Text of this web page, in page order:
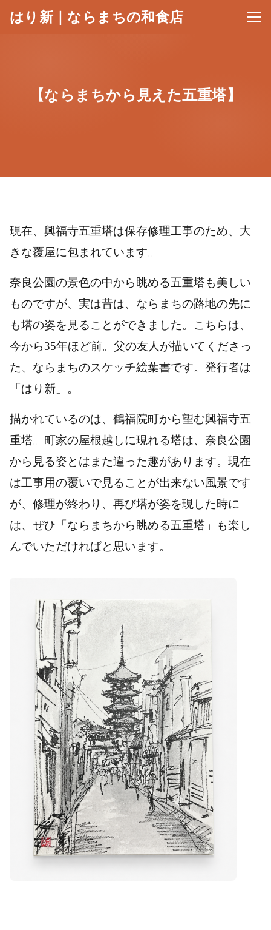
はり新｜ならまちの和食店 メニ
【ならまちから見えた五重塔】
現在、興福寺五重塔は保存修理工事のため、大
きな覆屋に包まれています。
奈良公園の景色の中から眺める五重塔も美しい
ものですが、実は昔は、ならまちの路地の先に
も塔の姿を見ることができました。 こちらは、
今から35年ほど前。父の友人が描いてくださっ
た、ならまちのスケッチ絵葉書です。発行者は
「はり新」。
描かれているのは、鶴福院町から望む興福寺五
重塔。 町家の屋根越しに現れる塔は、奈良公園
から見る姿とはまた違った趣があります。 現在
は工事用の覆いで見ることが出来ない風景です
が、修理が終わり、再び塔が姿を現した時に
は、ぜひ「ならまちから眺める五重塔」も楽し
んでいただければと思います。